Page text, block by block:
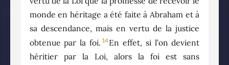
monde en héritage a été faite à Abraham et à
sa descendance, mais en vertu de la justice
obtenue par la foi. 14 En effet, si l’on devient
héritier par la Loi, alors la foi est sans